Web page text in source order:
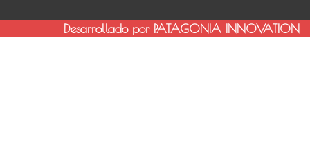
Desarrollado por PATAGONIA INNOVATION